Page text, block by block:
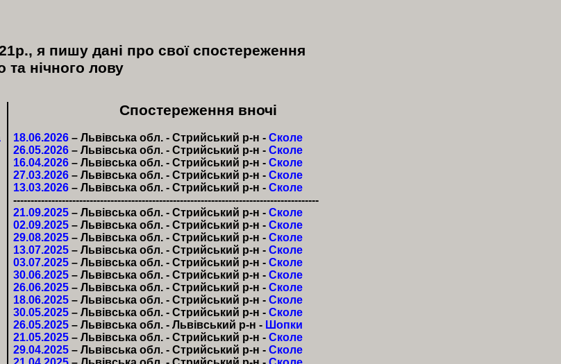
я пишу дані про свої спостереження
та нічного лову
Спостереження вночі
18.06.2026– Львівська обл. - Стрийський р-н - Сколе
26.05.2026– Львівська обл. - Стрийський р-н - Сколе
16.04.2026– Львівська обл. - Стрийський р-н - Сколе
27.03.2026– Львівська обл. - Стрийський р-н - Сколе
13.03.2026– Львівська обл. - Стрийський р-н - Сколе
----------------------------------------------------------------------------------------
21.09.2025– Львівська обл. - Стрийський р-н - Сколе
02.09.2025– Львівська обл. - Стрийський р-н - Сколе
29.08.2025– Львівська обл. - Стрийський р-н - Сколе
13.07.2025– Львівська обл. - Стрийський р-н - Сколе
03.07.2025– Львівська обл. - Стрийський р-н - Сколе
30.06.2025– Львівська обл. - Стрийський р-н - Сколе
26.06.2025– Львівська обл. - Стрийський р-н - Сколе
18.06.2025– Львівська обл. - Стрийський р-н - Сколе
30.05.2025– Львівська обл. - Стрийський р-н - Сколе
26.05.2025– Львівська обл. - Львівський р-н - Шопки
21.05.2025– Львівська обл. - Стрийський р-н - Сколе
29.04.2025– Львівська обл. - Стрийський р-н - Сколе